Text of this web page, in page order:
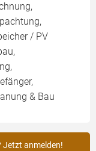
/ PV
& Bau
Jetzt anmelden!